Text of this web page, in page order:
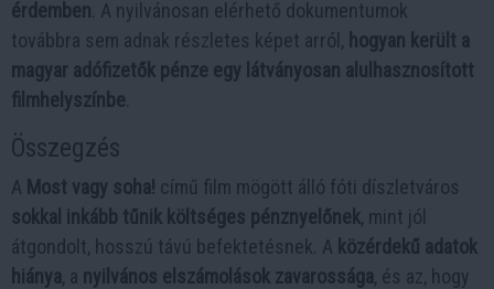
érdemben . A nyilvánosan elérhető dokumentumok
továbbra sem adnak részletes képet arról, hogyan került a
magyar adófizetők pénze egy látványosan alulhasznosított
filmhelyszínbe
Összegzés
A Most vagy soha! című film mögött álló fóti díszletváros
sokkal inkább tűnik költséges pénznyelőnek, mint jól
átgondolt, hosszú távú befektetésnek. A közérdekű adatok
hiánya, a nyilvános elszámolások zavarossága, és az, hogy